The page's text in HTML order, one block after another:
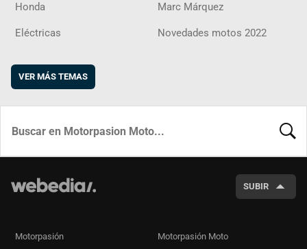
Honda Marc Márquez
Eléctricas Novedades motos 2022
VER MÁS TEMAS
SUBIR
Motorpasión Motorpasión Moto